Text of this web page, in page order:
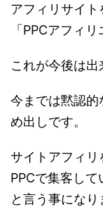
アフィリサイ
「PPCアフィ
これが今後は出
今までは黙認
め出しです。
サイトアフィリ
PPCで集客し
と言う事になり